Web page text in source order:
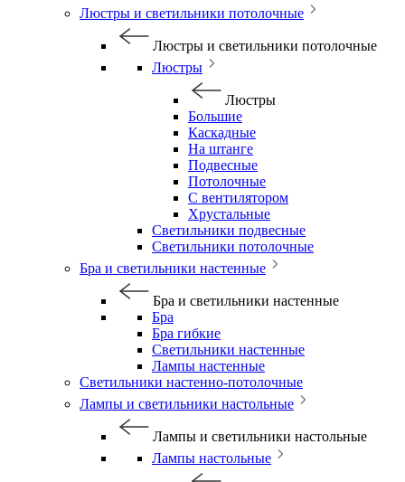
Люстры и светильники потолочные
Люстры и светильники потолочные
Люстры
Люстры
Большие
Каскадные
На штанге
Подвесные
Потолочные
С вентилятором
Хрустальные
Светильники подвесные
Светильники потолочные
Бра и светильники настенные
Бра и светильники настенные
Бра
Бра гибкие
Светильники настенные
Лампы настенные
Светильники настенно-потолочные
Лампы и светильники настольные
Лампы и светильники настольные
Лампы настольные